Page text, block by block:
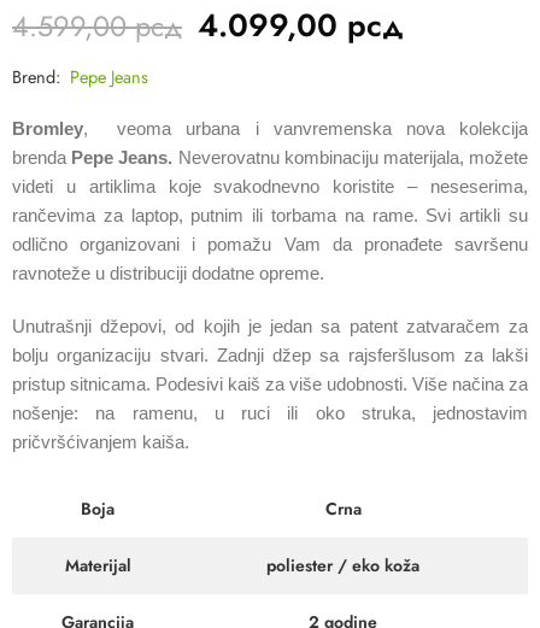
4.599,00рсд 4.099,00 рсд
Brend: Pepe Jeans
Bromley, veoma urbana i vanvremenska nova kolekcija
brenda Pepe Jeans. Neverovatnu kombinaciju materijala, možete
videti u artiklima koje svakodnevno koristite – neseserima,
rančevima za laptop, putnim ili torbama na rame. Svi artikli su
odlično organizovani i pomažu Vam da pronađete savršenu
ravnoteže u distribuciji dodatne opreme.
Unutrašnji džepovi, od kojih je jedan sa patent zatvaračem za
bolju organizaciju stvari. Zadnji džep sa rajsferšlusom za lakši
pristup sitnicama. Podesivi kaiš za više udobnosti. Više načina za
nošenje: na ramenu, u ruci ili oko struka, jednostavim
pričvršćivanjem kaiša.
Boja Crna
Materijal poliester / eko koža
Garancija 2 godine